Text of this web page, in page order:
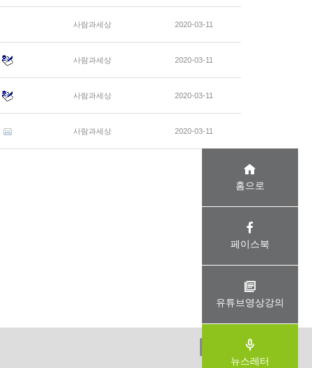
사람과세상 2020-03-11
사람과세상 2020-03-11
사람과세상 2020-03-11
사람과세상 2020-03-11
홈으로
페이스북
유튜브영상강의
뉴스레터